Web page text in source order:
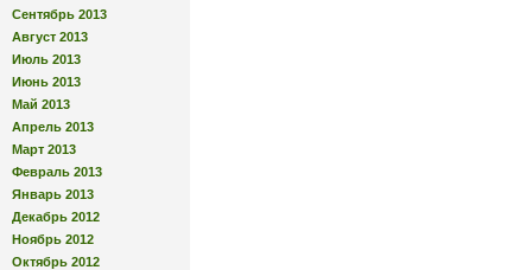
Сентябрь 2013
Август 2013
Июль 2013
Июнь 2013
Май 2013
Апрель 2013
Март 2013
Февраль 2013
Январь 2013
Декабрь 2012
Ноябрь 2012
Октябрь 2012